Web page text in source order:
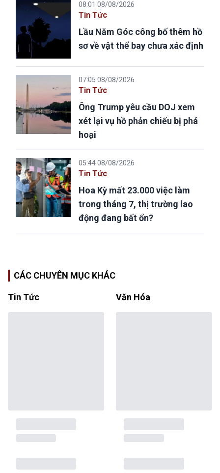
08:01 08/08/2026
Tin Tức
Lầu Năm Góc công bố thêm hồ
sơ về vật thể bay chưa xác định
07:05 08/08/2026
Tin Tức
Ông Trump yêu cầu DOJ xem
xét lại vụ hồ phản chiếu bị phá
hoại
05:44 08/08/2026
Tin Tức
Hoa Kỳ mất 23.000 việc làm
trong tháng 7, thị trường lao
động đang bất ổn?
CÁC CHUYÊN MỤC KHÁC
Tin Tức Văn Hóa